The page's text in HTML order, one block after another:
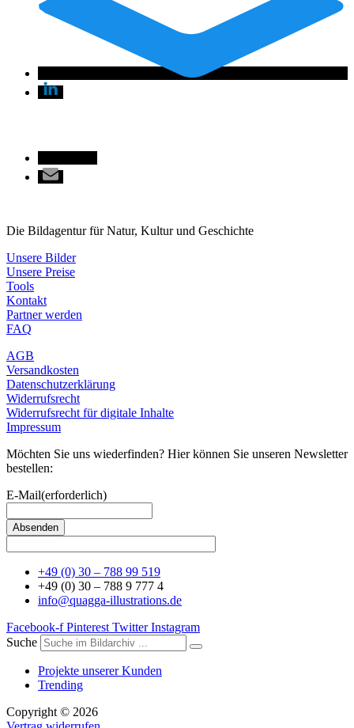
Die Bildagentur für Natur, Kultur und Geschichte
Unsere Bilder
Unsere Preise
Tools
Kontakt
Partner werden
FAQ
AGB
Versandkosten
Datenschutzerklärung
Widerrufsrecht
Widerrufsrecht für digitale Inhalte
Impressum
Möchten Sie uns wiederfinden? Hier können Sie unseren Newsletter
bestellen:
E-Mail(erforderlich)
+49 (0) 30 – 788 99 519
+49 (0) 30 – 788 9 777 4
info@quagga-illustrations.de
Facebook-f Pinterest Twitter Instagram
Suche
Projekte unserer Kunden
Trending
Copyright © 2026